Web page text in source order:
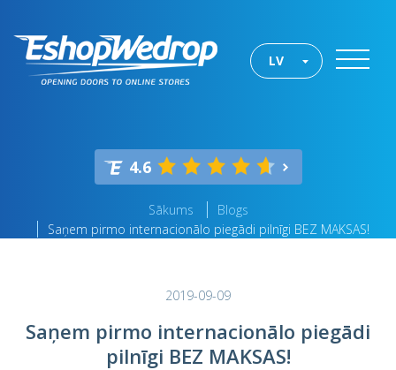
LV
4.6
Sākums
Blogs
Saņem pirmo internacionālo piegādi pilnīgi BEZ MAKSAS!
2019-09-09
Saņem pirmo internacionālo piegādi
pilnīgi BEZ MAKSAS!